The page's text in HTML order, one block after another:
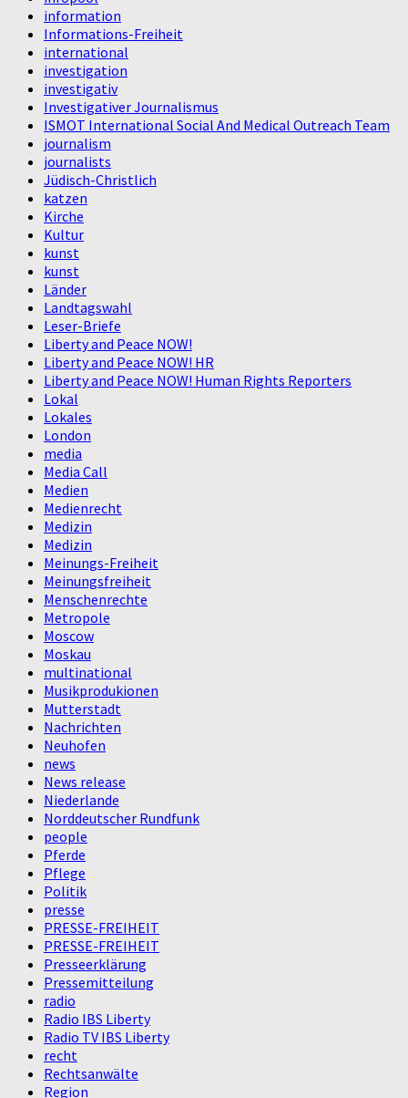
information
Informations-Freiheit
international
investigation
investigativ
Investigativer Journalismus
ISMOT International Social And Medical Outreach Team
journalism
journalists
Jüdisch-Christlich
katzen
Kirche
Kultur
kunst
kunst
Länder
Landtagswahl
Leser-Briefe
Liberty and Peace NOW!
Liberty and Peace NOW! HR
Liberty and Peace NOW! Human Rights Reporters
Lokal
Lokales
London
media
Media Call
Medien
Medienrecht
Medizin
Medizin
Meinungs-Freiheit
Meinungsfreiheit
Menschenrechte
Metropole
Moscow
Moskau
multinational
Musikprodukionen
Mutterstadt
Nachrichten
Neuhofen
news
News release
Niederlande
Norddeutscher Rundfunk
people
Pferde
Pflege
Politik
presse
PRESSE-FREIHEIT
PRESSE-FREIHEIT
Presseerklärung
Pressemitteilung
radio
Radio IBS Liberty
Radio TV IBS Liberty
recht
Rechtsanwälte
Region